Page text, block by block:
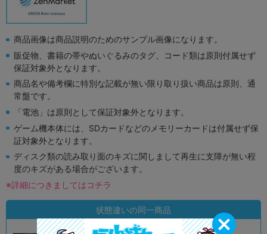
商品画像は商品説明のためのサンプル画像になります。
販促物、書籍の帯やぬいぐるみのタグ、コード類は原則付属せず
保証対象外となります。
商品名や備考欄に特別な記載が無い限り取り扱い商品は原則、通
常盤です。
「電池」は原則として保証対象外となります。
ゲーム機本体には、SDカードなどのメモリーカードは付属せず保
証対象外となります。
ディスク類の読み取り面のキズに関しまして再生に支障が無い程
度のキズがある場合がございます。
※詳細につきましてはコチラ
状態違いの同一商品